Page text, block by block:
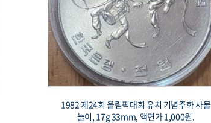
1982 제24회 올림픽대회 유치 기념은화 경회
루 프루프, 90% 15g 30mm, 액면가 1만원